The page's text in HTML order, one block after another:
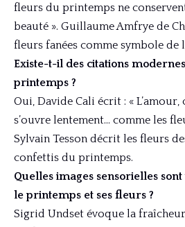
fleurs du printemps ne
beauté ». Guillaume Amfrye de
fleurs fanées comme symbole de
Existe-t-il des citations
printemps ?
Oui, Davide Cali écrit : « L’amour,
s’ouvre lentement… comme les
Sylvain Tesson décrit les fleurs
confettis du printemps.
Quelles images sensorielles
le printemps et ses fleurs ?
Sigrid Undset évoque la